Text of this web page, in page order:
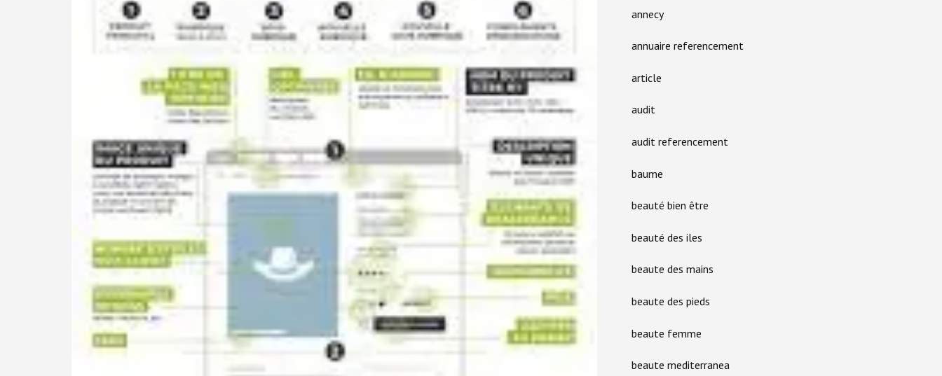
annecy
annuaire referencement
article
audit
audit referencement
baume
beauté bien être
beauté des iles
beaute des mains
beaute des pieds
beaute femme
beaute mediterranea